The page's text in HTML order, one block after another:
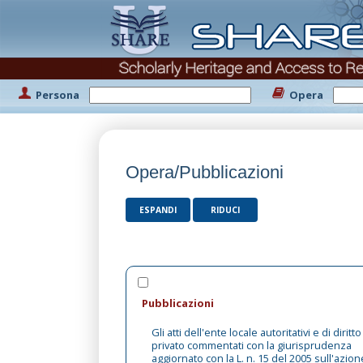
Persona Opera
Opera/Pubblicazioni
ESPANDI RIDUCI
Pubblicazioni
Gli atti dell'ente locale autoritativi e di diritto
privato commentati con la giurisprudenza
aggiornato con la L. n. 15 del 2005